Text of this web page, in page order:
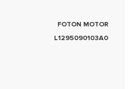
FOTON MOTOR
L1295090103A0